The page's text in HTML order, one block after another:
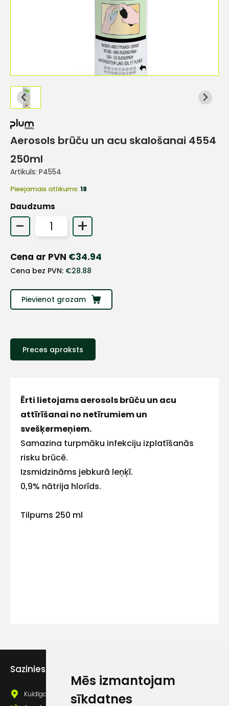
Mēs izmantojam
sīkdatnes
Aerosols brūču un acu skalošanai 4554
250ml
Artikuls: P4554
Pieejamais atlikums:18
Daudzums
- +
Cena ar PVN €34.94
Cena bez PVN: €28.88
Pievienot grozam
Preces apraksts
Ērti lietojams aerosols brūču un acu
attīrīšanai no netīrumiem un
svešķermeņiem.
Samazina turpmāku infekciju izplatīšanās
risku brūcē.
Izsmidzināms jebkurā leņķī.
0,9% nātrija hlorīds.
Tilpums 250 ml
Sazinies ar mums
Kuldīgas iela 69a, Saldus, Saldus nov., LV - 3801
Vārds
Piekrītu saņemt
+